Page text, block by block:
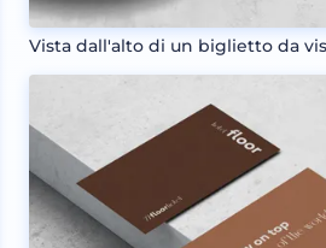
Vista dall'alto di un biglietto da